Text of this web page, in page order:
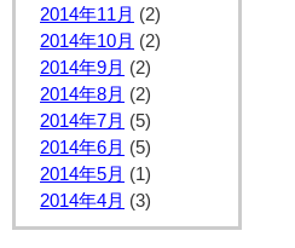
2014年11月 (2)
2014年10月 (2)
2014年9月 (2)
2014年8月 (2)
2014年7月 (5)
2014年6月 (5)
2014年5月 (1)
2014年4月 (3)